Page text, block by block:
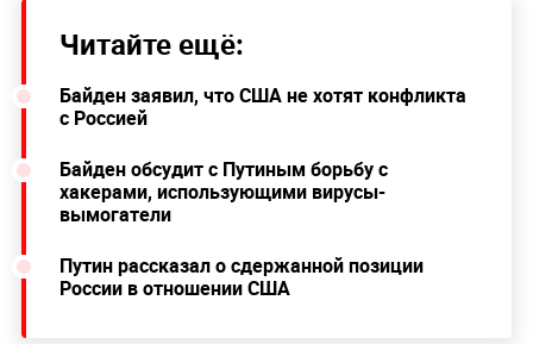
Читайте ещё:
Байден заявил, что США не хотят конфликта
с Россией
Байден обсудит с Путиным борьбу с
хакерами, использующими вирусы-
вымогатели
Путин рассказал о сдержанной позиции
России в отношении США